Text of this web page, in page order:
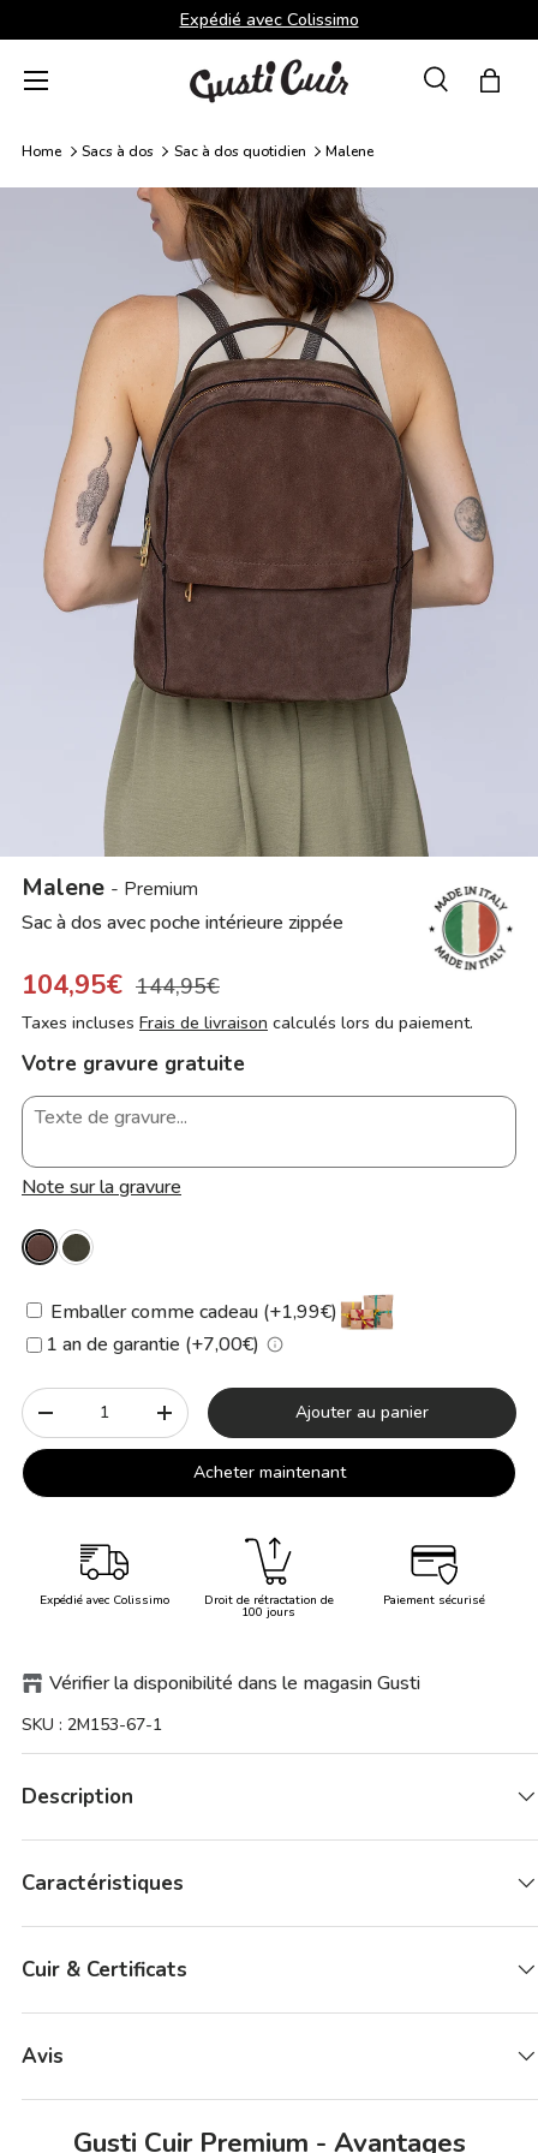
Aller au contenu
Expédié avec Colissimo
Recherche
Menu
Home Sacs à dos Sac à dos quotidien Malene
Malene - Premium
Sac à dos avec poche intérieure zippée
104,95€ 144,95€
Taxes incluses Frais de livraison calculés lors du paiement.
Votre gravure gratuite
Note sur la gravure
Emballer comme cadeau (+1,99€)
1 an de garantie (+7,00€)
Qté
-
+ Ajouter au panier
Acheter maintenant
Expédié avec Colissimo Droit de rétractation de
100 jours
Paiement sécurisé
Vérifier la disponibilité dans le magasin Gusti
SKU : 2M153-67-1
Description
Caractéristiques
Cuir & Certificats
Avis
Gusti Cuir Premium - Avantages